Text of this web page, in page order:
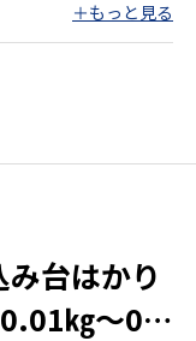
ィ
台はかり
㎏～0.1